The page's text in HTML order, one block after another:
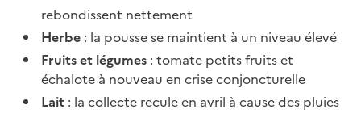
rebondissent nettement
Herbe : la pousse se maintient à un niveau élevé
Fruits et légumes : tomate petits fruits et
échalote à nouveau en crise conjoncturelle
Lait : la collecte recule en avril à cause des pluies